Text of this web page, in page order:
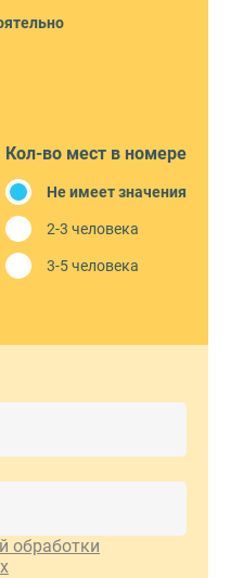
Кол-во мест в номере
Не имеет значения
2-3 человека
3-5 человека
обработки